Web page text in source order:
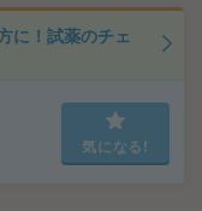
に！試薬のチェ
気になる!